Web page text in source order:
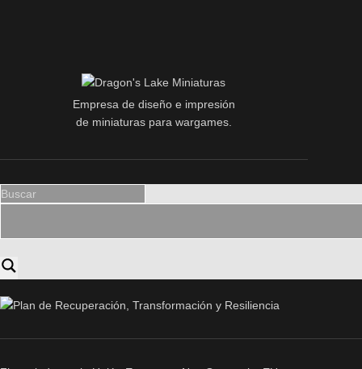
Empresa de diseño e impresión
de miniaturas para wargames.